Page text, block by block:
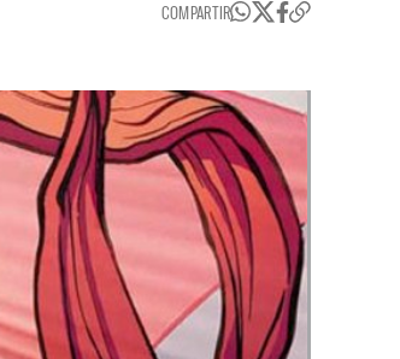
COMPARTIR